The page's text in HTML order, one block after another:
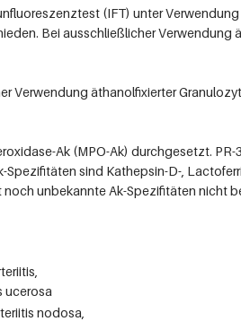
(IFT) unter
Bei ausschließlicher Verwendung
Verwendung äthanolfixierter
Ak (MPO-Ak) durchgesetzt.
sind Kathepsin-D-,
unbekannte Ak-Spezifitäten nicht
ucerosa
nodosa,